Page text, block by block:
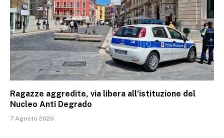
Ragazze aggredite, via libera all’istituzione del
Nucleo Anti Degrado
7 Agosto 2026